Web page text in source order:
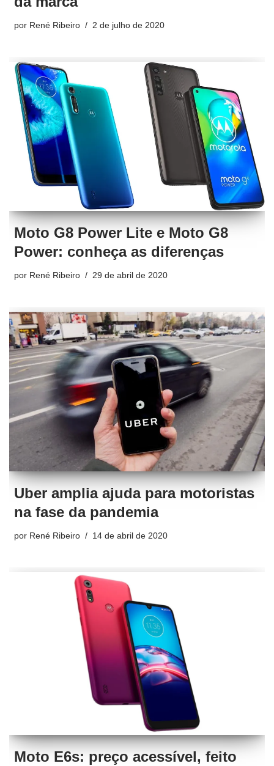
por René Ribeiro 2 de julho de 2020
Moto G8 Power Lite e Moto G8
Power: conheça as diferenças
por René Ribeiro 29 de abril de 2020
Uber amplia ajuda para motoristas
na fase da pandemia
por René Ribeiro 14 de abril de 2020
Moto E6s: preço acessível, feito